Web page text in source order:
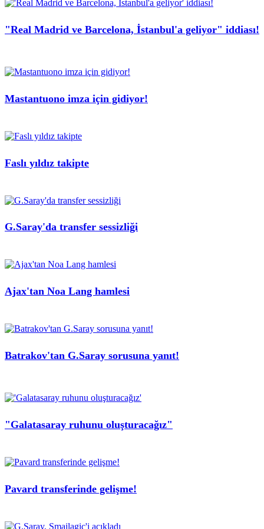
"Real Madrid ve Barcelona, İstanbul'a geliyor" iddiası!
Mastantuono imza için gidiyor!
Faslı yıldız takipte
G.Saray'da transfer sessizliği
Ajax'tan Noa Lang hamlesi
Batrakov'tan G.Saray sorusuna yanıt!
"Galatasaray ruhunu oluşturacağız"
Pavard transferinde gelişme!